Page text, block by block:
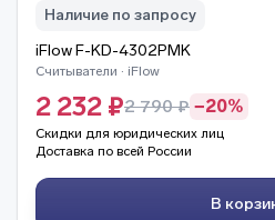
Наличие по запросу
iFlow F-KD-4302PMK
Считыватели · iFlow
2 232 ₽2 790 ₽ −20%
Скидки для юридических лиц
Доставка по всей России
В